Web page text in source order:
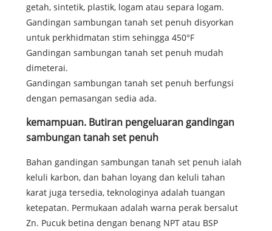
getah, sintetik, plastik, logam atau separa logam.
Gandingan sambungan tanah set penuh disyorkan
untuk perkhidmatan stim sehingga 450°F
Gandingan sambungan tanah set penuh mudah
dimeterai.
Gandingan sambungan tanah set penuh berfungsi
dengan pemasangan sedia ada.
kemampuan. Butiran pengeluaran gandingan
sambungan tanah set penuh
Bahan gandingan sambungan tanah set penuh ialah
keluli karbon, dan bahan loyang dan keluli tahan
karat juga tersedia, teknologinya adalah tuangan
ketepatan. Permukaan adalah warna perak bersalut
Zn. Pucuk betina dengan benang NPT atau BSP